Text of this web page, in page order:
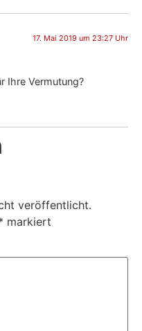
17. Mai 2019 um 23:27 Uhr
Ihre Vermutung?
veröffentlicht.
markiert